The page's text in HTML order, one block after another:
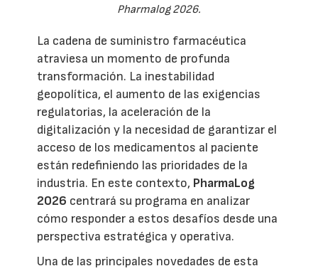
Pharmalog 2026.
La cadena de suministro farmacéutica
atraviesa un momento de profunda
transformación. La inestabilidad
geopolítica, el aumento de las exigencias
regulatorias, la aceleración de la
digitalización y la necesidad de garantizar el
acceso de los medicamentos al paciente
están redefiniendo las prioridades de la
industria. En este contexto, PharmaLog
2026 centrará su programa en analizar
cómo responder a estos desafíos desde una
perspectiva estratégica y operativa.
Una de las principales novedades de esta